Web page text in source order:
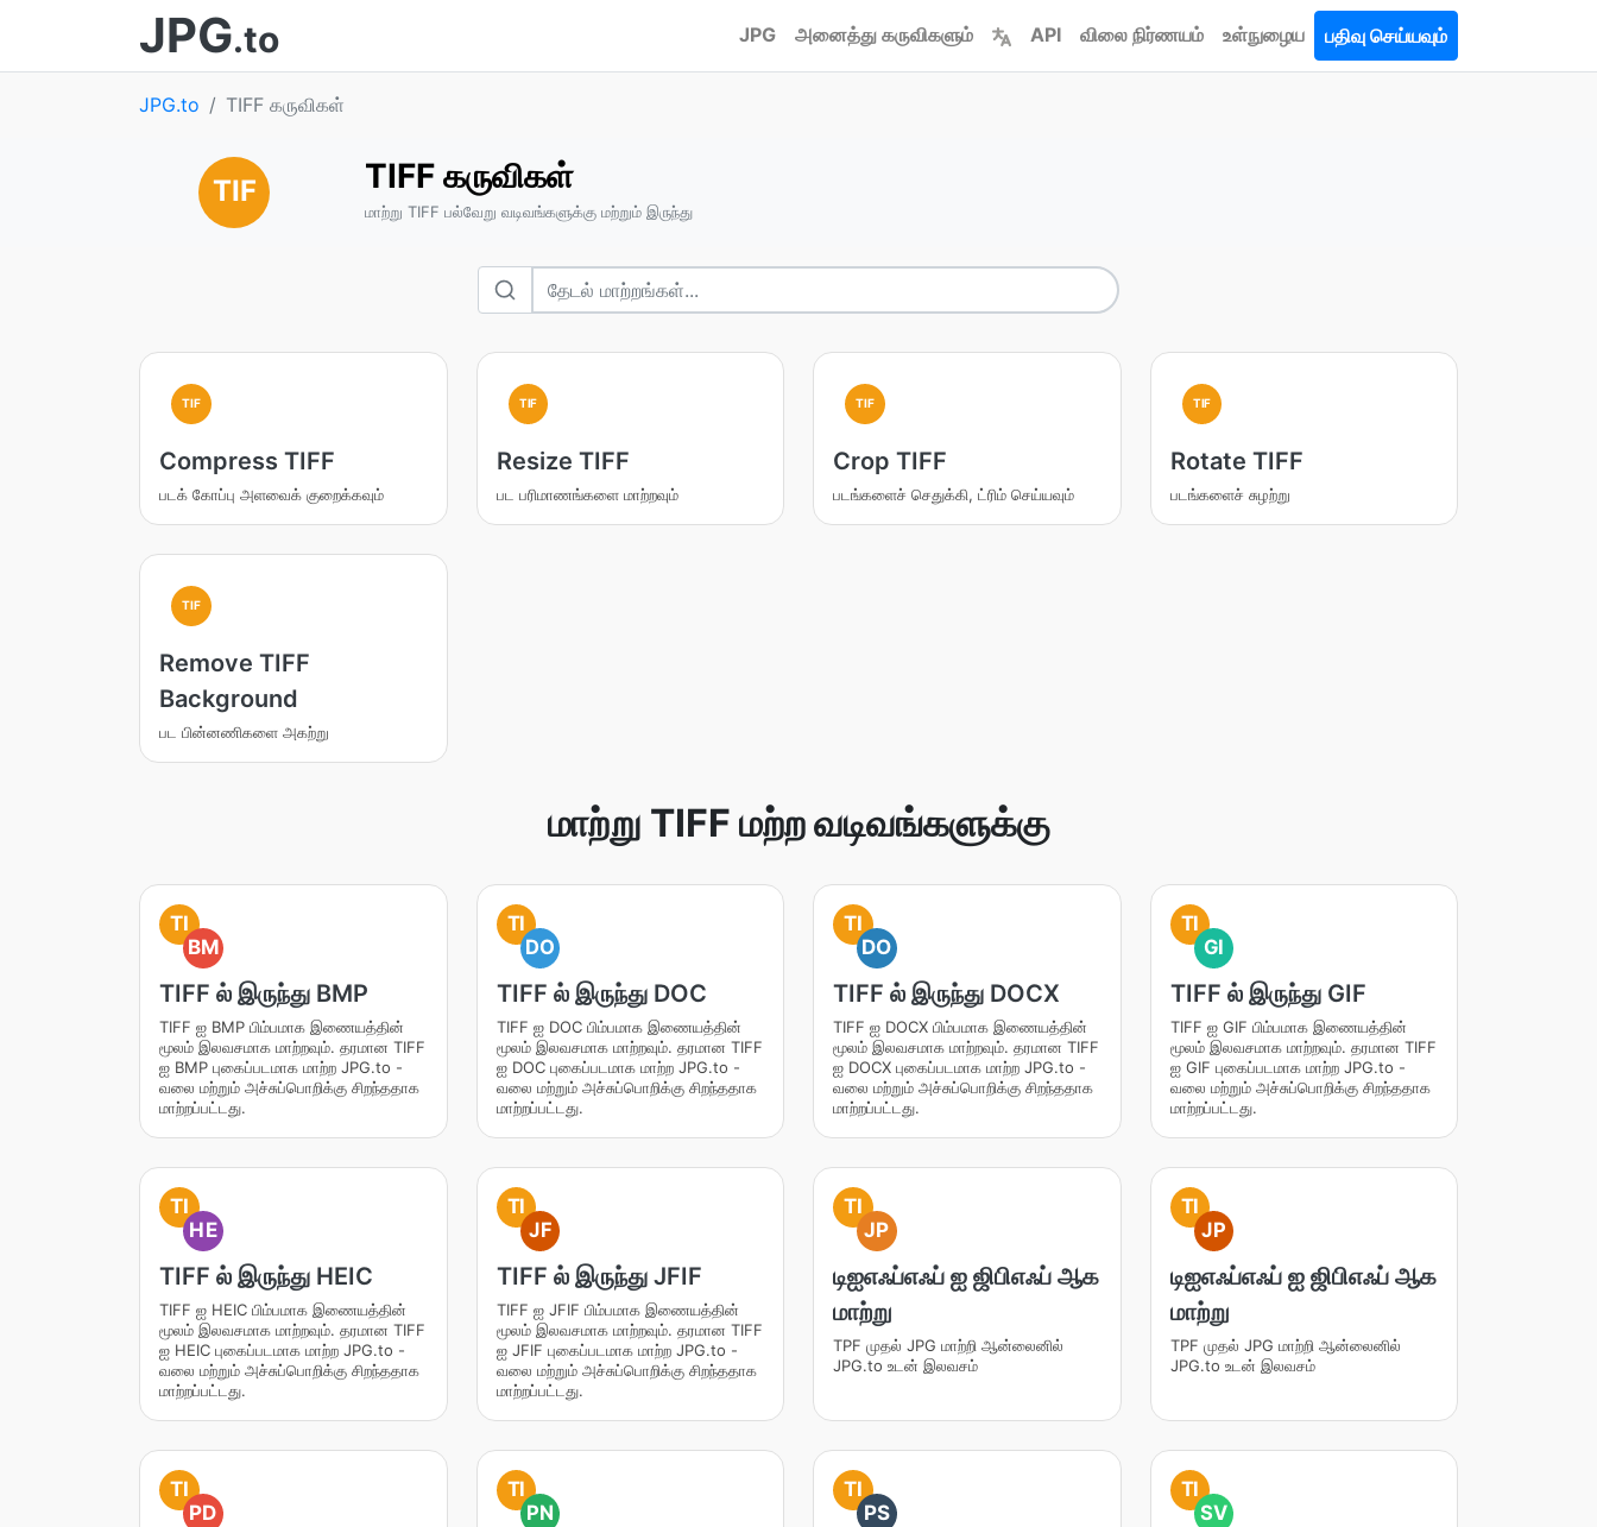
JPG.to JPG அனைத்து கருவிகளும் API விலை நிர்ணயம் உள்நுழைய பதிவு செய்யவும்
JPG.to TIFF கருவிகள்
TIF TIFF கருவிகள்
மாற்று TIFF பல்வேறு வடிவங்களுக்கு மற்றும் இருந்து
TIF
Compress TIFF
படக் கோப்பு அளவைக் குறைக்கவும்
TIF
Resize TIFF
பட பரிமாணங்களை மாற்றவும்
TIF
Crop TIFF
படங்களைச் செதுக்கி, ட்ரிம் செய்யவும்
TIF
Rotate TIFF
படங்களைச் சுழற்று
TIF
Remove TIFF
Background
பட பின்னணிகளை அகற்று
மாற்று TIFF மற்ற வடிவங்களுக்கு
TI
BM
TIFF ல் இருந்து BMP
TIFF ஐ BMP பிம்பமாக இணையத்தின்
மூலம் இலவசமாக மாற்றவும். தரமான TIFF
ஐ BMP புகைப்படமாக மாற்ற JPG.to -
வலை மற்றும் அச்சுப்பொறிக்கு சிறந்ததாக
மாற்றப்பட்டது.
TI
DO
TIFF ல் இருந்து DOC
TIFF ஐ DOC பிம்பமாக இணையத்தின்
மூலம் இலவசமாக மாற்றவும். தரமான TIFF
ஐ DOC புகைப்படமாக மாற்ற JPG.to -
வலை மற்றும் அச்சுப்பொறிக்கு சிறந்ததாக
மாற்றப்பட்டது.
TI
DO
TIFF ல் இருந்து DOCX
TIFF ஐ DOCX பிம்பமாக இணையத்தின்
மூலம் இலவசமாக மாற்றவும். தரமான TIFF
ஐ DOCX புகைப்படமாக மாற்ற JPG.to -
வலை மற்றும் அச்சுப்பொறிக்கு சிறந்ததாக
மாற்றப்பட்டது.
TI
GI
TIFF ல் இருந்து GIF
TIFF ஐ GIF பிம்பமாக இணையத்தின்
மூலம் இலவசமாக மாற்றவும். தரமான TIFF
ஐ GIF புகைப்படமாக மாற்ற JPG.to -
வலை மற்றும் அச்சுப்பொறிக்கு சிறந்ததாக
மாற்றப்பட்டது.
TI
HE
TIFF ல் இருந்து HEIC
TIFF ஐ HEIC பிம்பமாக இணையத்தின்
மூலம் இலவசமாக மாற்றவும். தரமான TIFF
ஐ HEIC புகைப்படமாக மாற்ற JPG.to -
வலை மற்றும் அச்சுப்பொறிக்கு சிறந்ததாக
மாற்றப்பட்டது.
TI
JF
TIFF ல் இருந்து JFIF
TIFF ஐ JFIF பிம்பமாக இணையத்தின்
மூலம் இலவசமாக மாற்றவும். தரமான TIFF
ஐ JFIF புகைப்படமாக மாற்ற JPG.to -
வலை மற்றும் அச்சுப்பொறிக்கு சிறந்ததாக
மாற்றப்பட்டது.
TI
JP
டிஐஎஃப்எஃப் ஐ ஜிபிஎஃப் ஆக
மாற்று
TPF முதல் JPG மாற்றி ஆன்லைனில்
JPG.to உடன் இலவசம்
TI
JP
டிஐஎஃப்எஃப் ஐ ஜிபிஎஃப் ஆக
மாற்று
TPF முதல் JPG மாற்றி ஆன்லைனில்
JPG.to உடன் இலவசம்
TI
PD
TI
PN
TI
PS
TI
SV